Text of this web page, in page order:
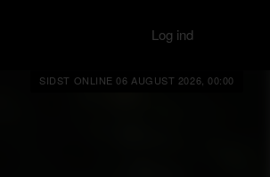
Log ind
SIDST ONLINE 06 AUGUST 2026, 00:00